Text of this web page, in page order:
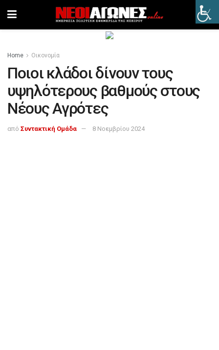
Home Οικονομία
Ποιοι κλάδοι δίνουν τους
υψηλότερους βαθμούς στους
Νέους Αγρότες
από Συντακτική Ομάδα 8 Νοεμβρίου 2024